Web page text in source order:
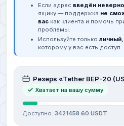
Если адрес введён неверно
ящику — поддержка не
вас как клиента и помочь
проблемы.
Используйте только
которому у вас есть доступ.
Резерв «Tether BEP-20
Хватает на вашу сумму
Доступно: 3421458.60 USDT